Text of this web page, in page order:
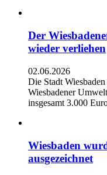
Der
wieder verliehen
02.06.2026
Die Stadt
Wiesbadener
insgesamt 3.000
Wiesbaden
ausgezeichnet